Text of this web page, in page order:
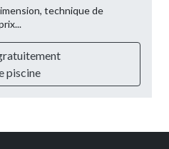
technique de
piscine